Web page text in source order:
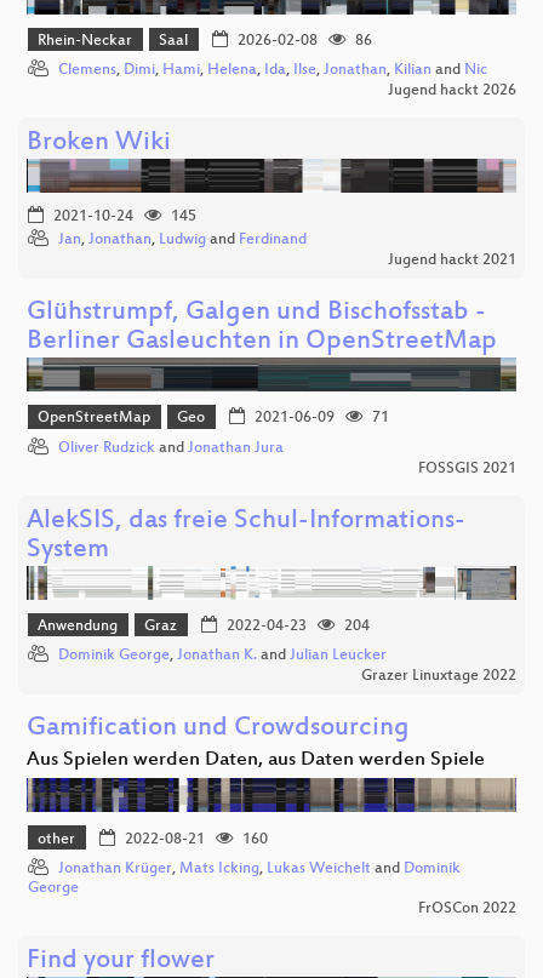
Rhein-Neckar Saal 2026-02-08
86
Clemens, Dimi, Hami, Helena, Ida, Ilse, Jonathan, Kilian and Nic
Jugend hackt 2026
Broken Wiki
2021-10-24
145
Jan, Jonathan, Ludwig and Ferdinand
Jugend hackt 2021
Glühstrumpf, Galgen und Bischofsstab -
Berliner Gasleuchten in OpenStreetMap
OpenStreetMap Geo 2021-06-09
71
Oliver Rudzick and Jonathan Jura
FOSSGIS 2021
AlekSIS, das freie Schul-Informations-
System
Anwendung Graz 2022-04-23
204
Dominik George, Jonathan K. and Julian Leucker
Grazer Linuxtage 2022
Gamification und Crowdsourcing
Aus Spielen werden Daten, aus Daten werden Spiele
other 2022-08-21
160
Jonathan Krüger, Mats Icking, Lukas Weichelt and Dominik
George
FrOSCon 2022
Find your flower